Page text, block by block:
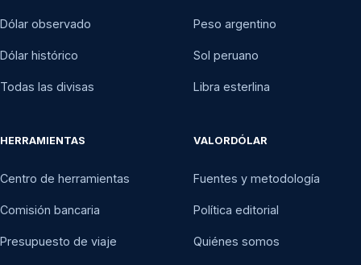
Dólar observado
Dólar histórico
Todas las divisas
Peso argentino
Sol peruano
Libra esterlina
HERRAMIENTAS
Centro de herramientas
Comisión bancaria
Presupuesto de viaje
VALORDÓLAR
Fuentes y metodología
Política editorial
Quiénes somos